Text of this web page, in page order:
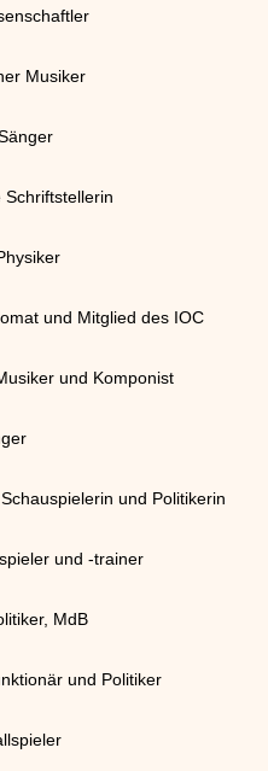
Musiker
Schriftstellerin
und Mitglied des IOC
und Komponist
und Politikerin
und -trainer
MdB
und Politiker